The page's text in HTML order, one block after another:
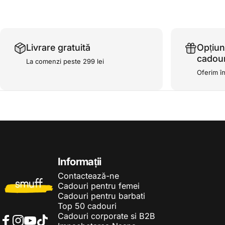
Livrare gratuită
La comenzi peste 299 lei
Oferim
Informații
Contactează-ne
Cadouri pentru femei
Cadouri pentru barbati
Top 50 cadouri
Cadouri corporate si B2B